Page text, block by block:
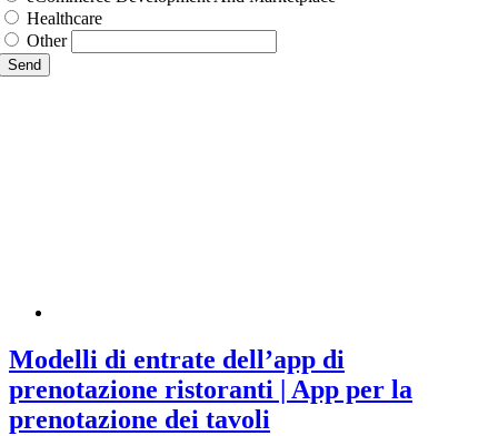
Healthcare
Other
Send
Modelli di entrate dell’app di
prenotazione ristoranti | App per la
prenotazione dei tavoli